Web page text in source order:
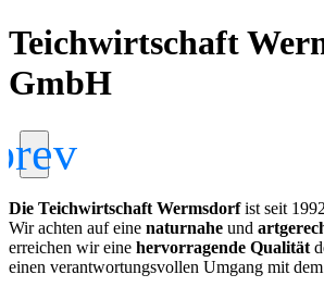
Teichwirtschaft
GmbH
Die Teichwirtschaft Wermsdorfist seit
Wir achten auf eine naturnahe und
erreichen wir eine hervorragende Qualität
einen verantwortungsvollen Umgang mit